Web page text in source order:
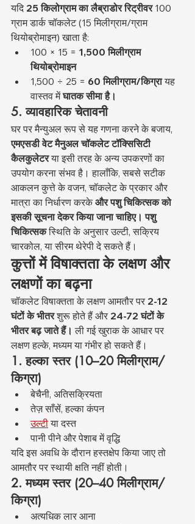
यदि 25 किलोग्राम का लैब्राडोर रिट्रीवर 100
ग्राम डार्क चॉकलेट (15 मिलीग्राम/ग्राम
थियोब्रोमाइन) खाता है:
100 × 15 = 1,500 मिलीग्राम
थियोब्रोमाइन
1,500 ÷ 25 = 60 मिलीग्राम/किग्रा यह
वास्तव में घातक सीमा है।
5. व्यावहारिक चेतावनी
घर पर मैन्युअल रूप से यह गणना करने के बजाय,
एमएसडी वेट मैनुअल चॉकलेट टॉक्सिसिटी
कैलकुलेटर या इसी तरह के अन्य उपकरणों का
उपयोग करना संभव है। हालाँकि, सबसे सटीक
आकलन कुत्ते के वजन, चॉकलेट के प्रकार और
मात्रा का निर्धारण करके और पशु चिकित्सक को
इसकी सूचना देकर किया जाना चाहिए। पशु
चिकित्सक स्थिति के अनुसार उल्टी, सक्रिय
चारकोल, या सीरम थेरेपी दे सकते हैं।
कुत्तों में विषाक्तता के लक्षण और
लक्षणों का बढ़ना
चॉकलेट विषाक्तता के लक्षण आमतौर पर 2-12
घंटों के भीतर शुरू होते हैं और 24-72 घंटों के
भीतर बढ़ जाते हैं। ली गई खुराक के आधार पर
लक्षण हल्के, मध्यम या गंभीर हो सकते हैं।
1. हल्का स्तर (10–20 मिलीग्राम/
किग्रा)
बेचैनी, अतिसक्रियता
तेज़ साँसें, हल्का कंपन
उल्टी या दस्त
पानी पीने और पेशाब में वृद्धि
यदि इस अवधि के दौरान हस्तक्षेप किया जाए तो
आमतौर पर स्थायी क्षति नहीं होती।
2. मध्यम स्तर (20–40 मिलीग्राम/
किग्रा)
अत्यधिक लार आना